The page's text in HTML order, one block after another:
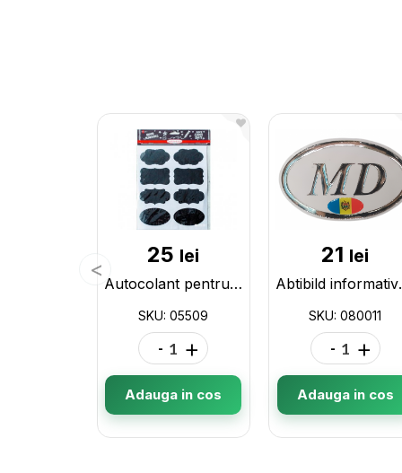
25 lei
Autocolant pentru creta 8buc 740825 05509
SKU: 05509
- +
Adauga in cos
21 lei
SKU: 080011
- +
Adauga in cos